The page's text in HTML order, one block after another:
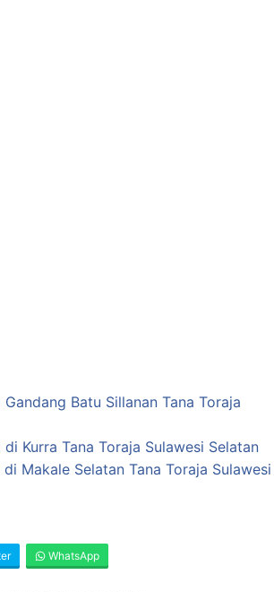
Batu Sillanan Tana Toraja
Kurra Tana Toraja Sulawesi Selatan
Makale Selatan Tana Toraja Sulawesi
WhatsApp